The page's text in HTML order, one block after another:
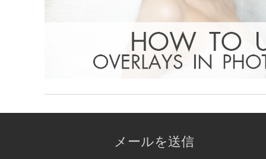
メールを送信